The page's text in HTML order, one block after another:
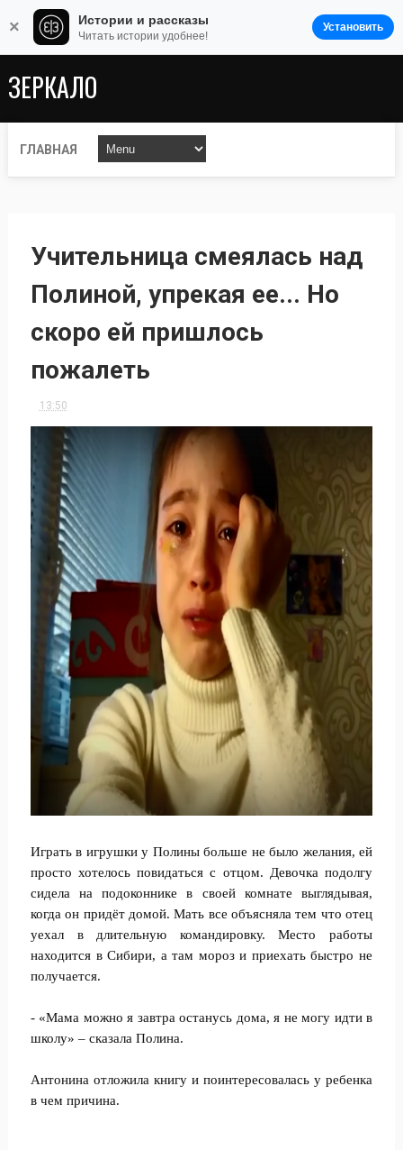
ЗЕРКАЛО
ГЛАВНАЯ
Учительница смеялась над
Полиной, упрекая ее... Но
скоро ей пришлось
пожалеть
13:50
Играть в игрушки у Полины больше не было желания, ей
просто хотелось повидаться с отцом. Девочка подолгу
сидела на подоконнике в своей комнате выглядывая,
когда он придёт домой. Мать все объясняла тем что отец
уехал в длительную командировку. Место работы
находится в Сибири, а там мороз и приехать быстро не
получается.
- «Мама можно я завтра останусь дома, я не могу идти в
школу» – сказала Полина.
Антонина отложила книгу и поинтересовалась у ребенка
в чем причина.
× Истории и рассказы
Читать истории удобнее!
Установить